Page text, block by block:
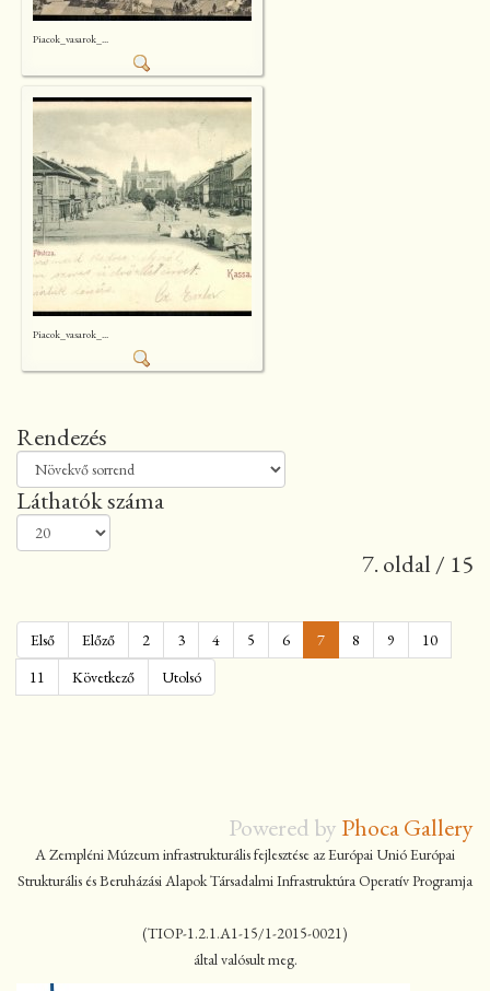
Piacok_vasarok_...
Piacok_vasarok_...
Rendezés
Láthatók száma
7. oldal / 15
Első Előző 2 3 4 5 6 7 8 9
10
11
Következő Utolsó
Powered by Phoca Gallery
A Zempléni Múzeum infrastrukturális fejlesztése az Európai Unió Európai
Strukturális és Beruházási Alapok Társadalmi Infrastruktúra Operatív Programja
(TIOP-1.2.1.A1-15/1-2015-0021)
által valósult meg.